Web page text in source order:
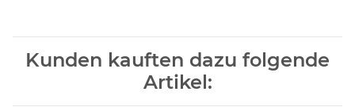
Kunden kauften dazu folgende
Artikel: